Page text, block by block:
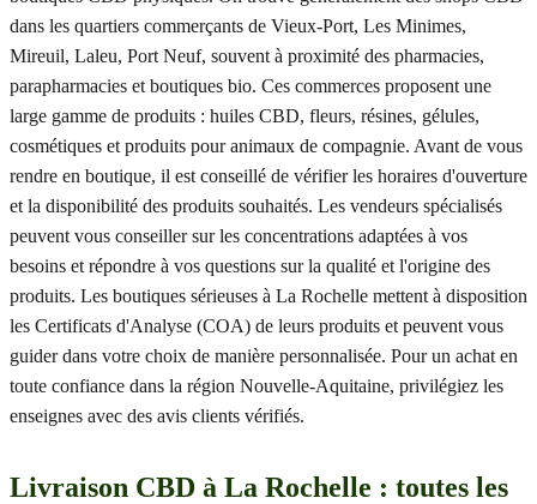
dans les quartiers commerçants de Vieux-Port, Les Minimes,
Mireuil, Laleu, Port Neuf, souvent à proximité des pharmacies,
parapharmacies et boutiques bio. Ces commerces proposent une
large gamme de produits : huiles CBD, fleurs, résines, gélules,
cosmétiques et produits pour animaux de compagnie. Avant de vous
rendre en boutique, il est conseillé de vérifier les horaires d'ouverture
et la disponibilité des produits souhaités. Les vendeurs spécialisés
peuvent vous conseiller sur les concentrations adaptées à vos
besoins et répondre à vos questions sur la qualité et l'origine des
produits. Les boutiques sérieuses à La Rochelle mettent à disposition
les Certificats d'Analyse (COA) de leurs produits et peuvent vous
guider dans votre choix de manière personnalisée. Pour un achat en
toute confiance dans la région Nouvelle-Aquitaine, privilégiez les
enseignes avec des avis clients vérifiés.
Livraison CBD à La Rochelle : toutes les